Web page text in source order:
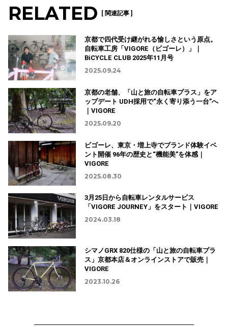
RELATED [ 関連記事 ]
京都で四代受け継がれる愉しさという原点。
自転車工房「VIGORE（ビゴーレ）」｜
BiCYCLE CLUB 2025年11月号
2025.09.24
京都の老舗、「山と旅の自転車プラス」をア
ップデート UDH採用で“永く寄り添う一台”へ
｜VIGORE
2025.09.20
ビゴーレ、東京・増上寺でブランド体験イベ
ント開催 96年の歴史と“機能美”を体感｜
VIGORE
2025.08.30
3月25日から自転車レンタルサービス
「VIGORE JOURNEY」をスタート｜VIGORE
2024.03.18
シマノGRX 820仕様の「山と旅の自転車プラ
ス」京都本店＆オンラインストアで販売｜
VIGORE
2023.10.26